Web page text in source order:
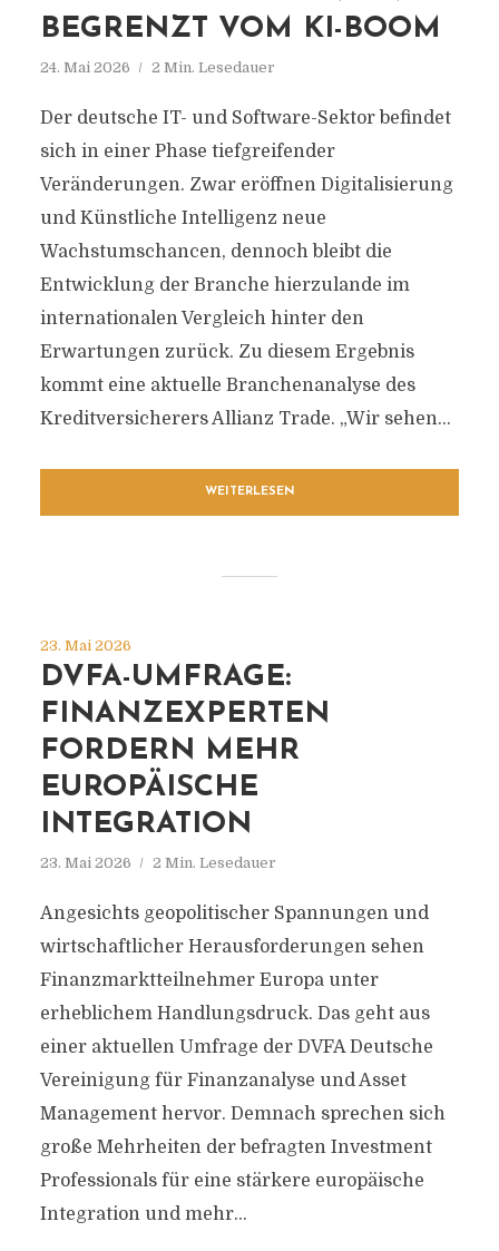
BEGRENZT VOM KI-BOOM
24. Mai 2026 2 Min. Lesedauer
Der deutsche IT- und Software-Sektor befindet
sich in einer Phase tiefgreifender
Veränderungen. Zwar eröffnen Digitalisierung
und Künstliche Intelligenz neue
Wachstumschancen, dennoch bleibt die
Entwicklung der Branche hierzulande im
internationalen Vergleich hinter den
Erwartungen zurück. Zu diesem Ergebnis
kommt eine aktuelle Branchenanalyse des
Kreditversicherers Allianz Trade. „Wir sehen...
WEITERLESEN
23. Mai 2026
DVFA-UMFRAGE:
FINANZEXPERTEN
FORDERN MEHR
EUROPÄISCHE
INTEGRATION
23. Mai 2026 2 Min. Lesedauer
Angesichts geopolitischer Spannungen und
wirtschaftlicher Herausforderungen sehen
Finanzmarktteilnehmer Europa unter
erheblichem Handlungsdruck. Das geht aus
einer aktuellen Umfrage der DVFA Deutsche
Vereinigung für Finanzanalyse und Asset
Management hervor. Demnach sprechen sich
große Mehrheiten der befragten Investment
Professionals für eine stärkere europäische
Integration und mehr...